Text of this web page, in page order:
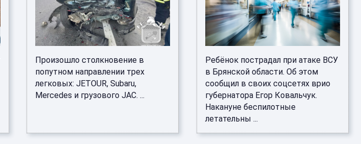
Произошло столкновение в
попутном направлении трех
легковых: JETOUR, Subaru,
Mercedes и грузового JAC. ...
Ребёнок пострадал при атаке ВСУ
в Брянской области. Об этом
сообщил в своих соцсетях врио
губернатора Егор Ковальчук.
Накануне беспилотные
летательны ...